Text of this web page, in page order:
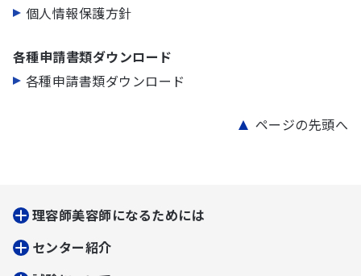
個人情報保護方針
各種申請書類ダウンロード
各種申請書類ダウンロード
ページの先頭へ
理容師美容師になるためには
センター紹介